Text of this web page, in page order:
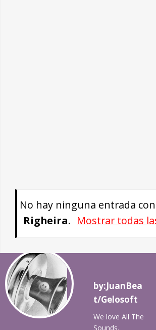
No hay ninguna entrada
Righeira. Mostrar todas
by:JuanBea
t/Gelosoft
We love All The
Sounds.